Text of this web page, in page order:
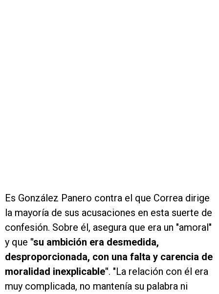
Es González Panero contra el que Correa dirige
la mayoría de sus acusaciones en esta suerte de
confesión. Sobre él, asegura que era un "amoral"
y que "su ambición era desmedida,
desproporcionada, con una falta y carencia de
moralidad inexplicable". "La relación con él era
muy complicada, no mantenía su palabra ni